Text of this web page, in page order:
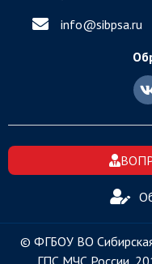
info@sibpsa.ru
© ФГБОУ ВО
ГПС МЧС России,